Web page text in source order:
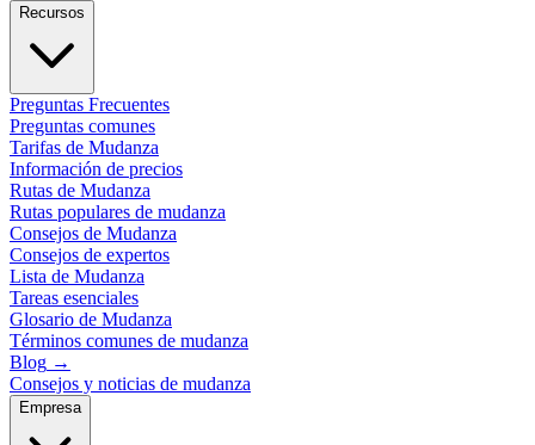
Recursos
Preguntas Frecuentes
Preguntas comunes
Tarifas de Mudanza
Información de precios
Rutas de Mudanza
Rutas populares de mudanza
Consejos de Mudanza
Consejos de expertos
Lista de Mudanza
Tareas esenciales
Glosario de Mudanza
Términos comunes de mudanza
Blog →
Consejos y noticias de mudanza
Empresa